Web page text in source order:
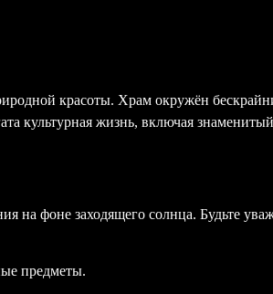
красоты. Храм окружён
культурная жизнь, включая
на фоне заходящего солнца. Будьте
предметы.